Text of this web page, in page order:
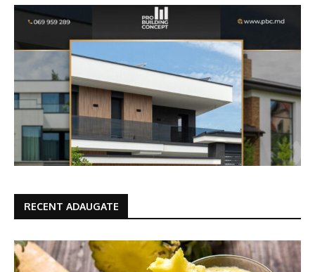
RECENT ADAUGATE